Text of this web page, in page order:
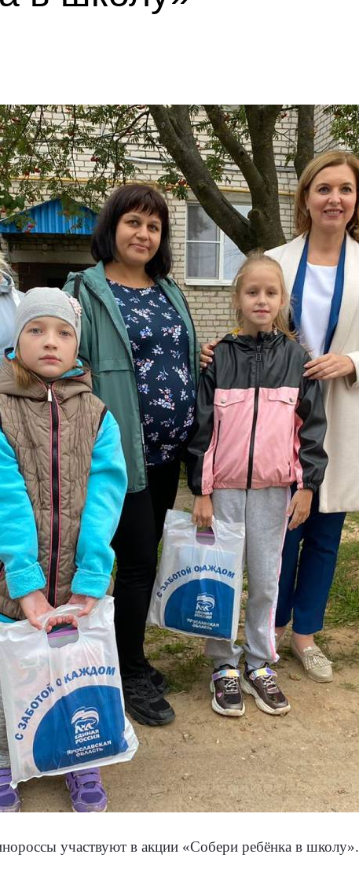
участвуют в акции «Собери ребёнка в школу».